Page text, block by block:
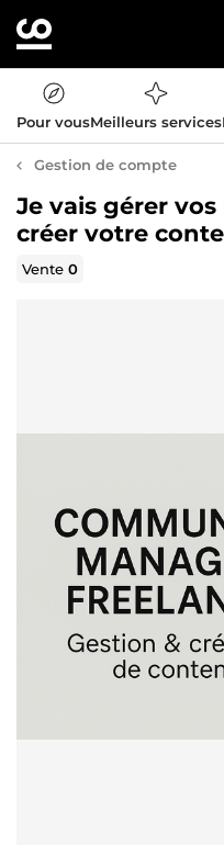
Pour vousMeilleurs services
Gestion de compte
Je vais gérer
créer votre
Vente0